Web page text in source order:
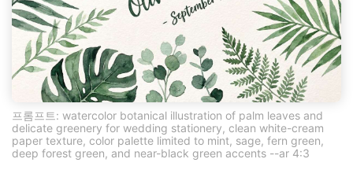
프롬프트: watercolor botanical illustration of palm leaves and
delicate greenery for wedding stationery, clean white-cream
paper texture, color palette limited to mint, sage, fern green,
deep forest green, and near-black green accents --ar 4:3